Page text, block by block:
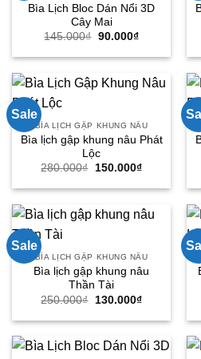
Bìa Lịch Bloc Dán Nổi 3D
Cây Mai
145.000₫ Giá
là:
90.000₫Giá
tại
90.000₫.
Sale
BÌA LỊCH GẬP KHUNG NÂU
Bìa lịch gập khung nâu Phát
Lộc
280.000₫
Giá
là:
150.000₫Giá
tại
150.000₫.
Sale
BÌA LỊCH GẬP KHUNG NÂU
Bìa lịch gập khung nâu
Thần Tài
250.000₫
Giá
là:
130.000₫Giá
tại
130.000₫.